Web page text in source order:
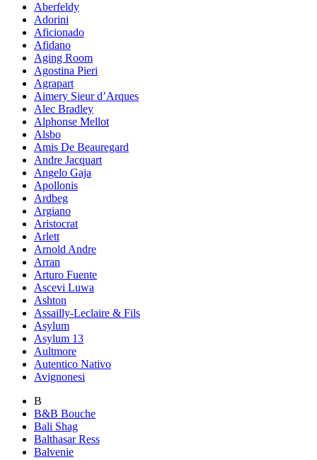
Aberfeldy
Adorini
Aficionado
Afidano
Aging Room
Agostina Pieri
Agrapart
Aimery Sieur d’Arques
Alec Bradley
Alphonse Mellot
Alsbo
Amis De Beauregard
Andre Jacquart
Angelo Gaja
Apollonis
Ardbeg
Argiano
Aristocrat
Arlett
Arnold Andre
Arran
Arturo Fuente
Ascevi Luwa
Ashton
Assailly-Leclaire & Fils
Asylum
Asylum 13
Aultmore
Autentico Nativo
Avignonesi
B
B&B Bouche
Bali Shag
Balthasar Ress
Balvenie